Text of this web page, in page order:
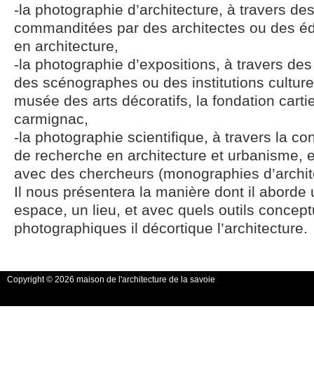
-la photographie d’architecture, à travers
commanditées par des architectes ou des
en architecture,
-la photographie d’expositions, à travers
des scénographes ou des institutions
musée des arts décoratifs, la fondation
carmignac,
-la photographie scientifique, à travers la
de recherche en architecture et urbanisme,
avec des chercheurs (monographies
Il nous présentera la manière dont il aborde
espace, un lieu, et avec quels outils
photographiques il décortique l’architecture.
Copyright © 2026 maison de l'architecture de la savoie